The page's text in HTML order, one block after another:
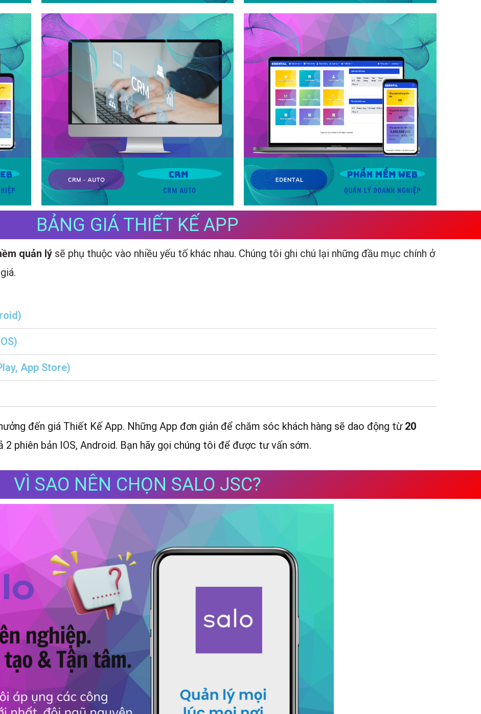
BẢNG GIÁ THIẾT KẾ APP
quản lý sẽ phụ thuộc vào nhiều yếu tố khác nhau. Chúng tôi ghi chú lại những đầu mục chính ở
App Store)
đến giá Thiết Kế App. Những App đơn giản để chăm sóc khách hàng sẽ dao động từ 20
2 phiên bản IOS, Android. Bạn hãy gọi chúng tôi để được tư vấn sớm.
VÌ SAO NÊN CHỌN SALO JSC?